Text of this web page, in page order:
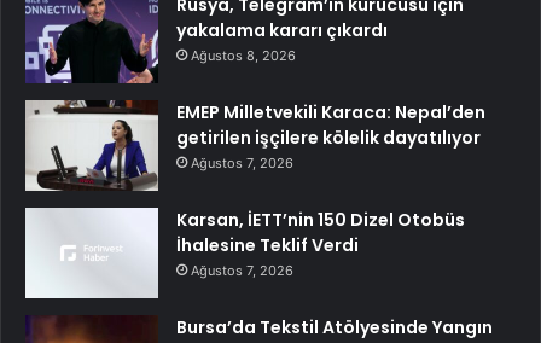
Rusya, Telegram’ın kurucusu için
yakalama kararı çıkardı
Ağustos 8, 2026
EMEP Milletvekili Karaca: Nepal’den
getirilen işçilere kölelik dayatılıyor
Ağustos 7, 2026
Karsan, İETT’nin 150 Dizel Otobüs
İhalesine Teklif Verdi
Ağustos 7, 2026
Bursa’da Tekstil Atölyesinde Yangın